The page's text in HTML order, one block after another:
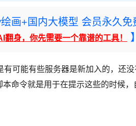
画+国内大模型 会员永久免
翻身，你先需要一个靠谱的工具！ 】
可能有些服务器是新加入的，还
命令就是用于在提示这些的时候